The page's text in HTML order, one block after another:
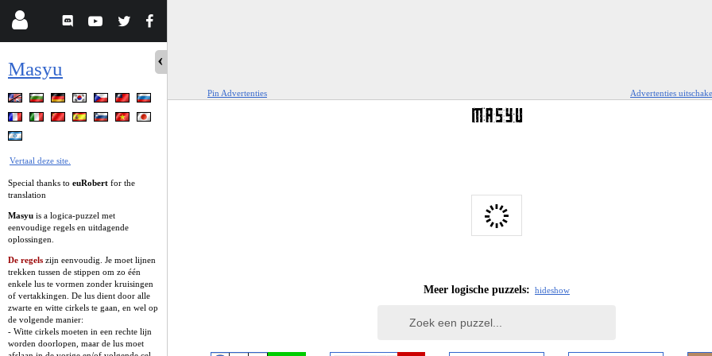
Masyu
Vertaal deze site.
Special thanks to euRobert for the
translation
Masyu is a logica-puzzel met
eenvoudige regels en uitdagende
oplossingen.
De regels zijn eenvoudig. Je moet lijnen
trekken tussen de stippen om zo één
enkele lus te vormen zonder kruisingen
of vertakkingen. De lus dient door alle
zwarte en witte cirkels te gaan, en wel op
de volgende manier:
- Witte cirkels moeten in een rechte lijn
worden doorlopen, maar de lus moet
Pin Advertenties Advertenties
Meer logische puzzels: hideshow